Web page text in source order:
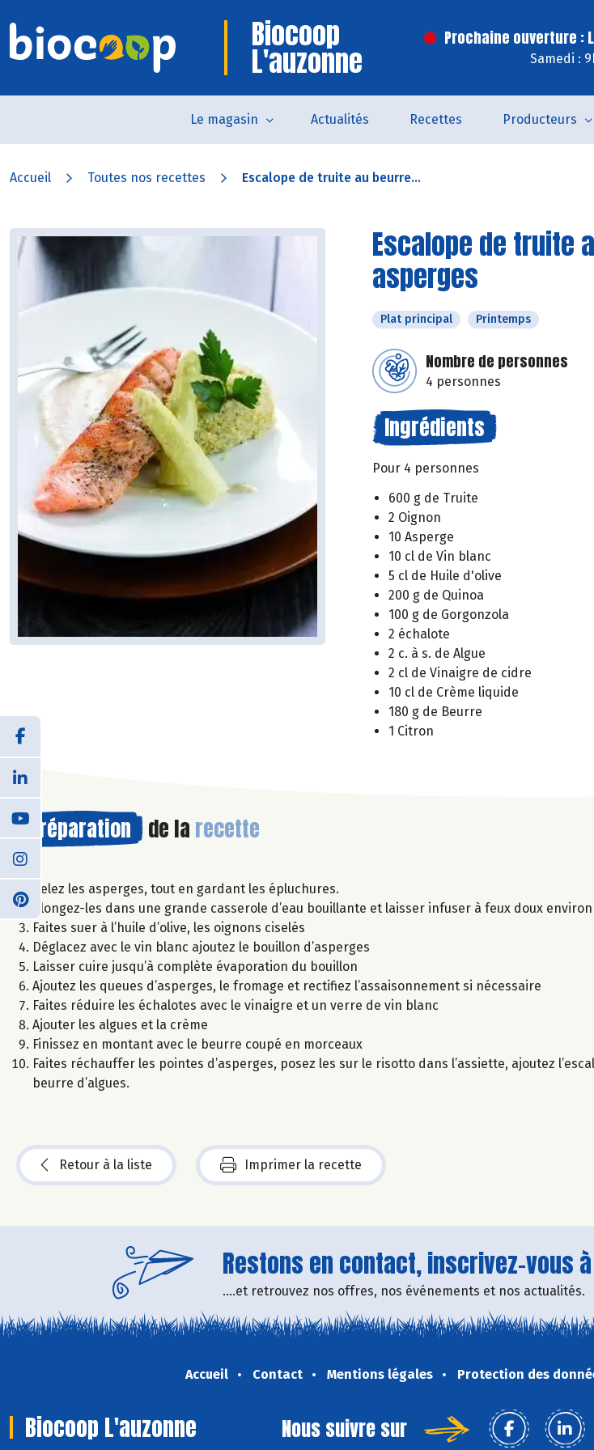
Biocoop
L'auzonne
Prochaine ouverture :
Samedi :
Le magasin Actualités Recettes Producteurs
Accueil Toutes nos recettes Escalope de truite au beurre...
Escalope de truite
asperges
Plat principal Printemps
Nombre de personnes
4 personnes
Ingrédients
Pour 4 personnes
600 g de Truite
2 Oignon
10 Asperge
10 cl de Vin blanc
5 cl de Huile d'olive
200 g de Quinoa
100 g de Gorgonzola
2 échalote
2 c. à s. de Algue
2 cl de Vinaigre de cidre
10 cl de Crème liquide
180 g de Beurre
1 Citron
Préparation de la recette
Pelez les asperges, tout en gardant les épluchures.
Plongez-les dans une grande casserole d’eau bouillante et laisser infuser à feux doux
Faites suer à l’huile d’olive, les oignons ciselés
Déglacez avec le vin blanc ajoutez le bouillon d’asperges
Laisser cuire jusqu’à complète évaporation du bouillon
Ajoutez les queues d’asperges, le fromage et rectifiez l’assaisonnement si nécessaire
Faites réduire les échalotes avec le vinaigre et un verre de vin blanc
Ajouter les algues et la crème
Finissez en montant avec le beurre coupé en morceaux
Faites réchauffer les pointes d’asperges, posez les sur le risotto dans l’assiette, ajoutez
beurre d’algues.
Retour à la liste Imprimer la recette
Restons en contact, inscrivez-vous
....et retrouvez nos offres, nos événements et nos actualités.
Accueil Contact Mentions légales Protection des
Biocoop L'auzonne Nous suivre sur